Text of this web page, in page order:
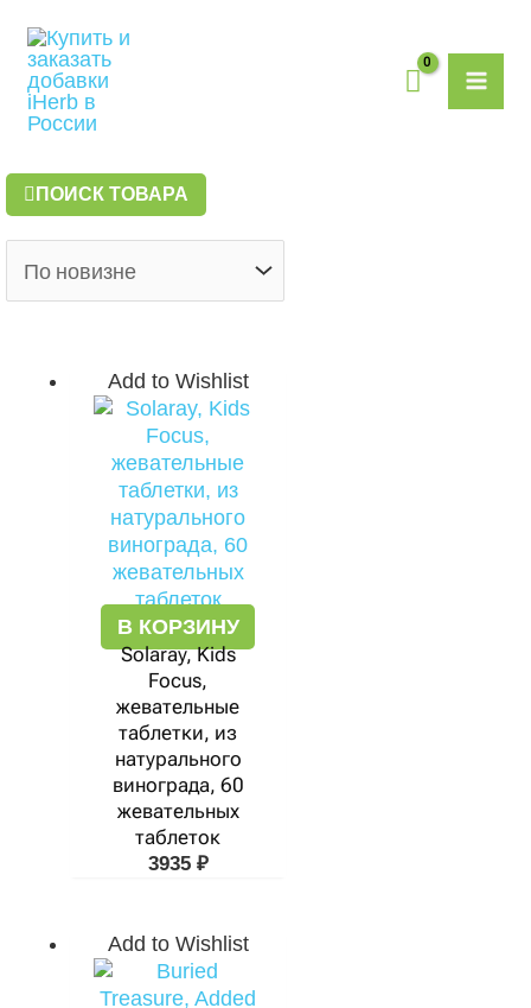
содержимому
ПОИСК ТОВАРА
Add to Wishlist
В КОРЗИНУ
Solaray, Kids
Focus,
жевательные
таблетки, из
натурального
винограда, 60
жевательных
таблеток
3935 ₽
Add to Wishlist